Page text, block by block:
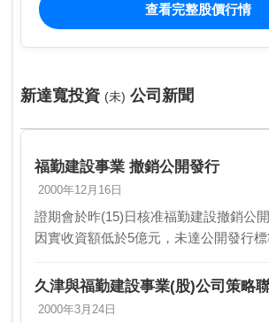
查看完整股價行情
新達寬投資 (未) 公司新聞
福勤建設事業 撤銷公開發行
2000年12月16日
證期會於昨(15)日核准福勤建設撤銷公
因實收資額低於5億元，未達公開發行
久津與福勤建設事業(股)公司策略
2000年3月24日